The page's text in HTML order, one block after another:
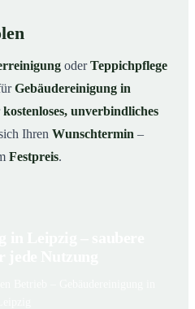
oderTeppichpflege
Gebäudereinigung in
kostenloses, unverbindliches
Ihren Wunschtermin –
Festpreis.